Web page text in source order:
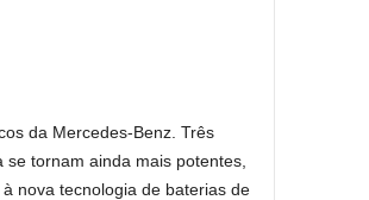
da Mercedes-Benz. Três
tornam ainda mais potentes,
nova tecnologia de baterias de